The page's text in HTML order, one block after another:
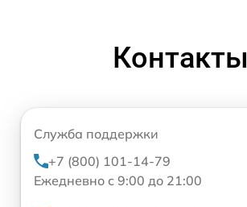
Контакты
Служба поддержки
+7 (800) 101-14-79
Ежедневно с 9:00 до 21:00